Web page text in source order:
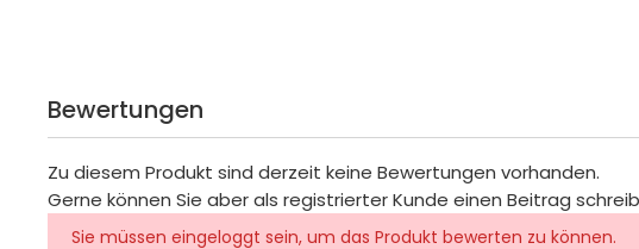
Bewertungen
Zu diesem Produkt sind derzeit keine Bewertungen vorhanden.
Gerne können Sie aber als registrierter Kunde einen Beitrag
Sie müssen eingeloggt sein, um das Produkt bewerten zu können.